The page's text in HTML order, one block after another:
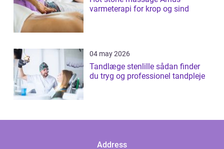
varmeterapi for krop og sind
04 may 2026
Tandlæge stenlille sådan finder
du tryg og professionel tandpleje
Address